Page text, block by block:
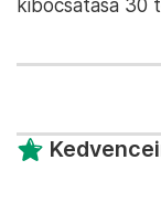
kibocsátása 30